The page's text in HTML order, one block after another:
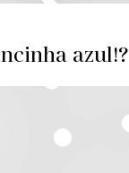
azul!?